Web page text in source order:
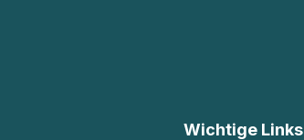
Wichtige Links